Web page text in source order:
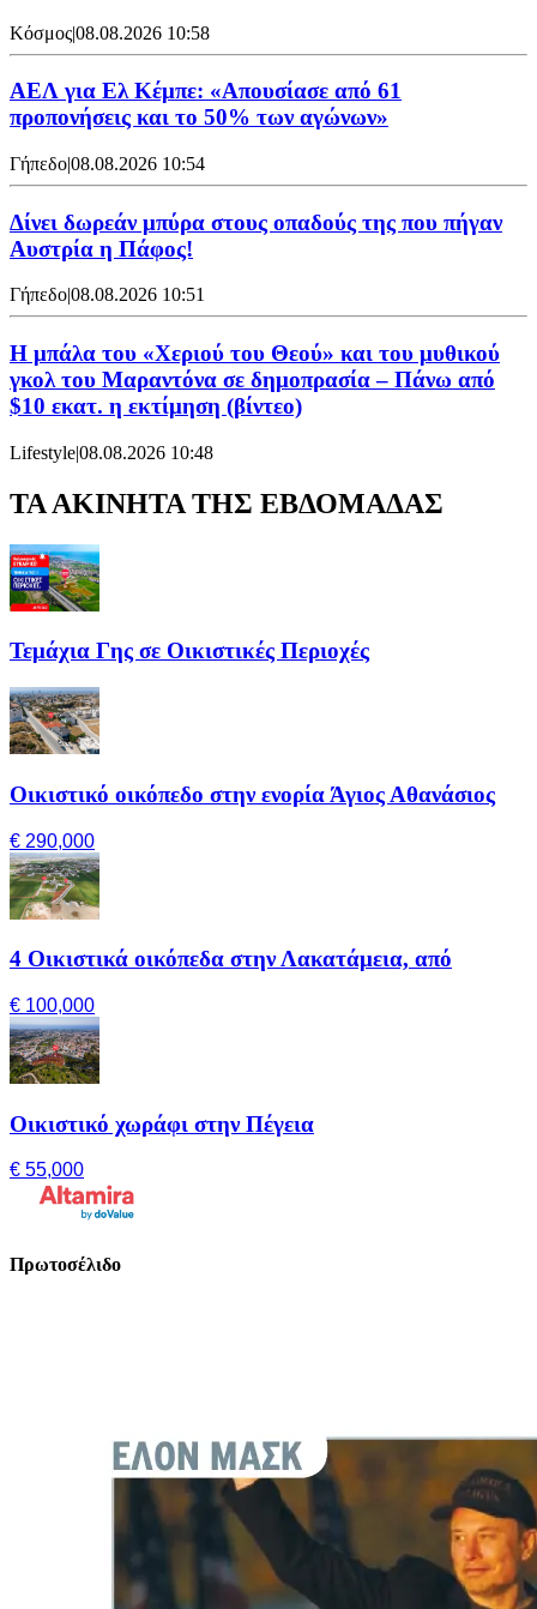
Κόσμος|08.08.2026 10:58
ΑΕΛ για Ελ Κέμπε: «Απουσίασε από 61
προπονήσεις και το 50% των αγώνων»
Γήπεδο|08.08.2026 10:54
Δίνει δωρεάν μπύρα στους οπαδούς της που πήγαν
Αυστρία η Πάφος!
Γήπεδο|08.08.2026 10:51
Η μπάλα του «Χεριού του Θεού» και του μυθικού
γκολ του Μαραντόνα σε δημοπρασία – Πάνω από
$10 εκατ. η εκτίμηση (βίντεο)
Lifestyle|08.08.2026 10:48
ΤΑ ΑΚΙΝΗΤΑ ΤΗΣ ΕΒΔΟΜΑΔΑΣ
Τεμάχια Γης σε Οικιστικές Περιοχές
Οικιστικό οικόπεδο στην ενορία Άγιος Αθανάσιος
€ 290,000
4 Οικιστικά οικόπεδα στην Λακατάμεια, από
€ 100,000
Οικιστικό χωράφι στην Πέγεια
€ 55,000
Πρωτοσέλιδο